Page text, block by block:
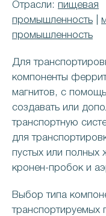
Отрасли: пищевая
промышленность
промышленность
Для
компоненты
магнитов, с
создавать или
транспортную
для
пустых или полных
кронен-пробок и
Выбор типа
транспортируемых